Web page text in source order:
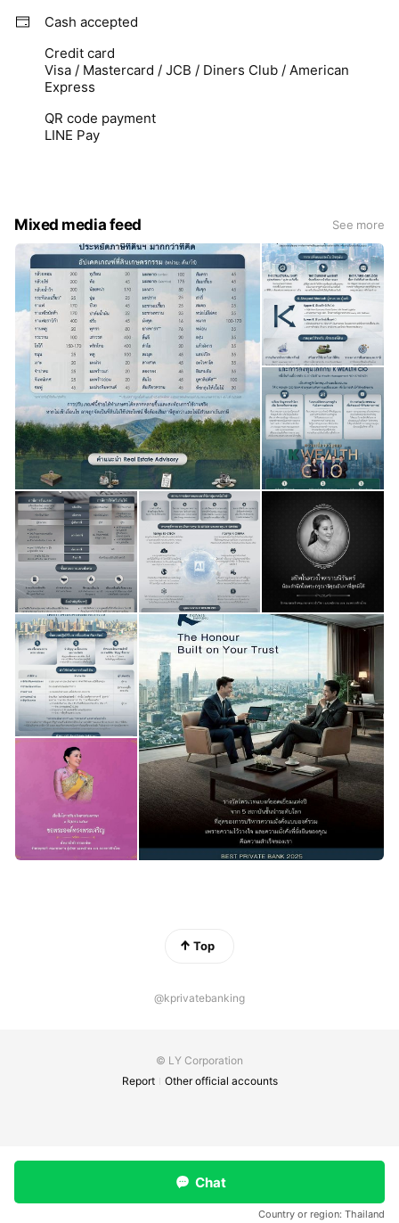
Cash accepted
Credit card
Visa / Mastercard / JCB / Diners Club / American
Express
QR code payment
LINE Pay
Mixed media feed See more
Top
@kprivatebanking
© LY Corporation
Report
Other official accounts
Chat
Country or region: Thailand